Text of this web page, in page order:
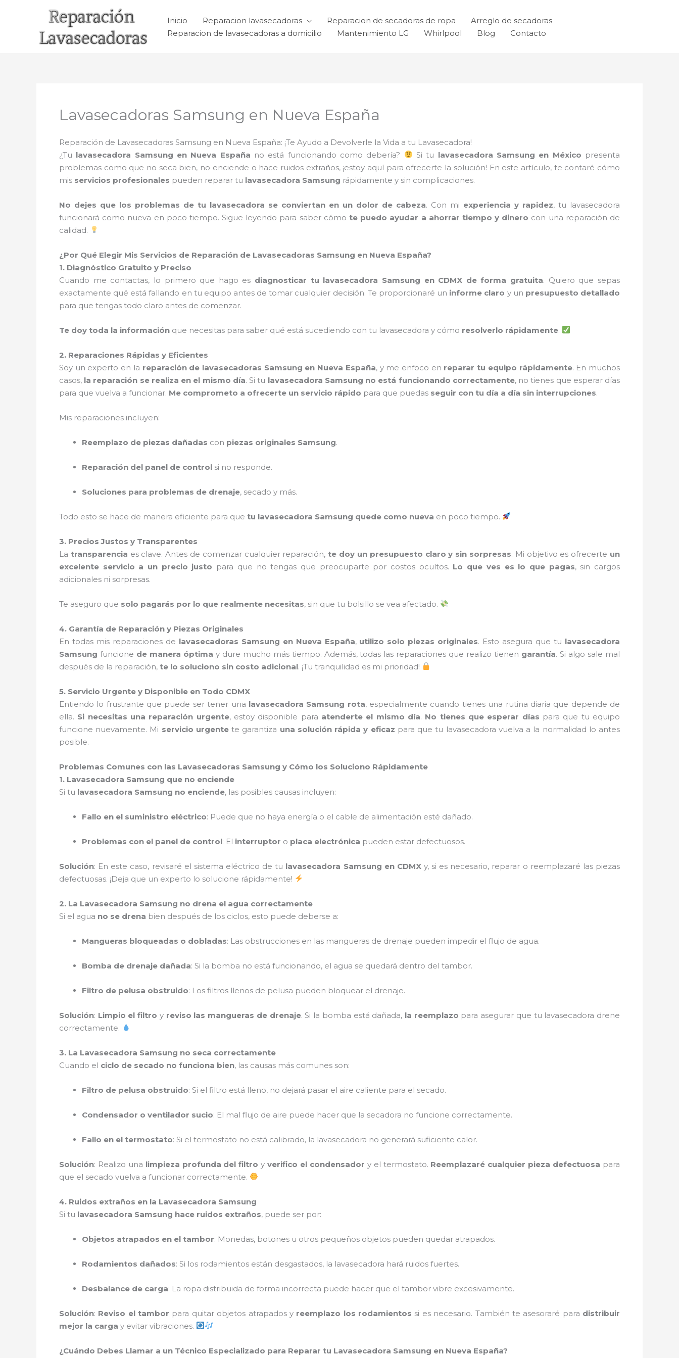
Inicio Reparacion lavasecadoras Reparacion de secadoras de ropa
Arreglo de secadoras
Reparacion de lavasecadoras a domicilio
Mantenimiento LG Whirlpool Blog Contacto
Lavasecadoras Samsung en Nueva España
Reparación de Lavasecadoras Samsung en Nueva España: ¡Te Ayudo a Devolverle la Vida a tu Lavasecadora!
¿Tu lavasecadora Samsung en Nueva España no está funcionando como debería? Si tu lavasecadora Samsung en México presenta
problemas como que no seca bien, no enciende o hace ruidos extraños, ¡estoy aquí para ofrecerte la solución! En este artículo, te contaré cómo
mis servicios profesionales pueden reparar tu lavasecadora Samsung rápidamente y sin complicaciones.
No dejes que los problemas de tu lavasecadora se conviertan en un dolor de cabeza. Con mi experiencia y rapidez, tu lavasecadora
funcionará como nueva en poco tiempo. Sigue leyendo para saber cómo te puedo ayudar a ahorrar tiempo y dinero con una reparación de
calidad.
¿Por Qué Elegir Mis Servicios de Reparación de Lavasecadoras Samsung en Nueva España?
1. Diagnóstico Gratuito y Preciso
Cuando me contactas, lo primero que hago es diagnosticar tu lavasecadora Samsung en CDMX de forma gratuita. Quiero que sepas
exactamente qué está fallando en tu equipo antes de tomar cualquier decisión. Te proporcionaré un informe claro y un presupuesto detallado
para que tengas todo claro antes de comenzar.
Te doy toda la información que necesitas para saber qué está sucediendo con tu lavasecadora y cómo resolverlo rápidamente.
2. Reparaciones Rápidas y Eficientes
Soy un experto en la reparación de lavasecadoras Samsung en Nueva España, y me enfoco en reparar tu equipo rápidamente. En muchos
casos, la reparación se realiza en el mismo día. Si tu lavasecadora Samsung no está funcionando correctamente, no tienes que esperar días
para que vuelva a funcionar. Me comprometo a ofrecerte un servicio rápido para que puedas seguir con tu día a día sin interrupciones.
Mis reparaciones incluyen:
Reemplazo de piezas dañadas con piezas originales Samsung.
Reparación del panel de control si no responde.
Soluciones para problemas de drenaje, secado y más.
Todo esto se hace de manera eficiente para que tu lavasecadora Samsung quede como nueva en poco tiempo.
3. Precios Justos y Transparentes
La transparencia es clave. Antes de comenzar cualquier reparación,te doy un presupuesto claro y sin sorpresas. Mi objetivo es ofrecerte un
excelente servicio a un precio justo para que no tengas que preocuparte por costos ocultos. Lo que ves es lo que pagas, sin cargos
adicionales ni sorpresas.
Te aseguro que solo pagarás por lo que realmente necesitas, sin que tu bolsillo se vea afectado.
4. Garantía de Reparación y Piezas Originales
En todas mis reparaciones de lavasecadoras Samsung en Nueva España, utilizo solo piezas originales. Esto asegura que tu lavasecadora
Samsung funcione de manera óptima y dure mucho más tiempo. Además, todas las reparaciones que realizo tienen garantía. Si algo sale mal
después de la reparación, te lo soluciono sin costo adicional. ¡Tu tranquilidad es mi prioridad!
5. Servicio Urgente y Disponible en Todo CDMX
Entiendo lo frustrante que puede ser tener una lavasecadora Samsung rota, especialmente cuando tienes una rutina diaria que depende de
ella. Si necesitas una reparación urgente, estoy disponible para atenderte el mismo día. No tienes que esperar días para que tu equipo
funcione nuevamente. Mi servicio urgentete garantiza una solución rápida y eficaz para que tu lavasecadora vuelva a la normalidad lo antes
posible.
Problemas Comunes con las Lavasecadoras Samsung y Cómo los Soluciono Rápidamente
1. Lavasecadora Samsung que no enciende
Si tu lavasecadora Samsung no enciende, las posibles causas incluyen:
Fallo en el suministro eléctrico: Puede que no haya energía o el cable de alimentación esté dañado.
Problemas con el panel de control: El interruptor o placa electrónica pueden estar defectuosos.
Solución: En este caso, revisaré el sistema eléctrico de tu lavasecadora Samsung en CDMXy, si es necesario, reparar o reemplazaré las piezas
defectuosas. ¡Deja que un experto lo solucione rápidamente!
2. La Lavasecadora Samsung no drena el agua correctamente
Si el agua no se drena bien después de los ciclos, esto puede deberse a:
Mangueras bloqueadas o dobladas: Las obstrucciones en las mangueras de drenaje pueden impedir el flujo de agua.
Bomba de drenaje dañada: Si la bomba no está funcionando, el agua se quedará dentro del tambor.
Filtro de pelusa obstruido: Los filtros llenos de pelusa pueden bloquear el drenaje.
Solución: Limpio el filtro y reviso las mangueras de drenaje. Si la bomba está dañada, la reemplazo para asegurar que tu lavasecadora drene
correctamente.
3. La Lavasecadora Samsung no seca correctamente
Cuando el ciclo de secado no funciona bien, las causas más comunes son:
Filtro de pelusa obstruido: Si el filtro está lleno, no dejará pasar el aire caliente para el secado.
Condensador o ventilador sucio: El mal flujo de aire puede hacer que la secadora no funcione correctamente.
Fallo en el termostato: Si el termostato no está calibrado, la lavasecadora no generará suficiente calor.
Solución: Realizo una limpieza profunda del filtro yverifico el condensador y el termostato. Reemplazaré cualquier pieza defectuosa para
que el secado vuelva a funcionar correctamente.
4. Ruidos extraños en la Lavasecadora Samsung
Si tu lavasecadora Samsung hace ruidos extraños, puede ser por:
Objetos atrapados en el tambor: Monedas, botones u otros pequeños objetos pueden quedar atrapados.
Rodamientos dañados: Si los rodamientos están desgastados, la lavasecadora hará ruidos fuertes.
Desbalance de carga: La ropa distribuida de forma incorrecta puede hacer que el tambor vibre excesivamente.
Solución: Reviso el tambor para quitar objetos atrapados y reemplazo los rodamientos si es necesario. También te asesoraré para distribuir
mejor la carga y evitar vibraciones.
¿Cuándo Debes Llamar a un Técnico Especializado para Reparar tu Lavasecadora Samsung en Nueva España?